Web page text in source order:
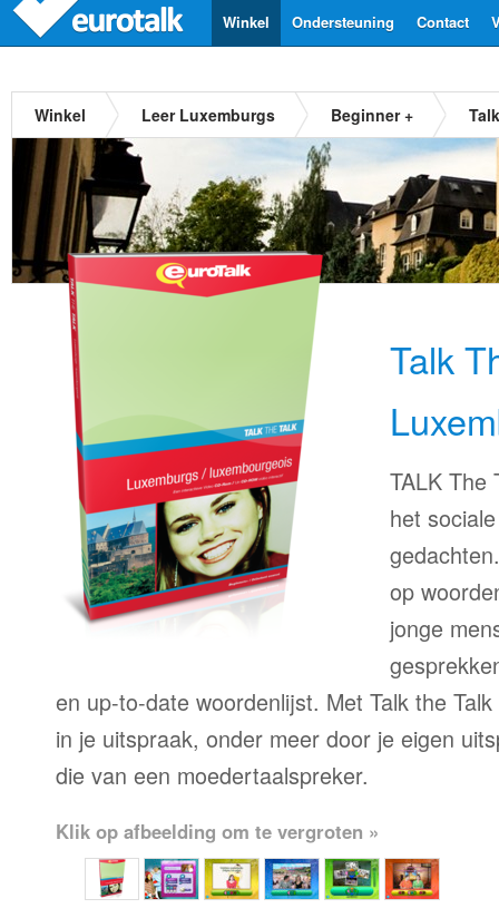
Contact
Ondersteuning
Winkel
Winkel Leer Luxemburgs Beginner +
Talk
TALK The
het
op
jonge
en up-to-date woordenlijst. Met Talk the
in je uitspraak, onder meer door je eigen
die van een moedertaalspreker.
Klik op afbeelding om te vergroten »